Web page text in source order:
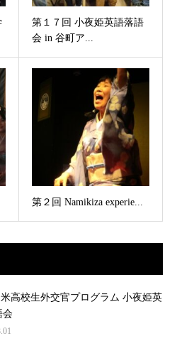
第１７回 小夜姫英語落語
会 in 谷町ア...
第２回 Namikiza experie...
高校生外交官プログラム 小夜姫英
会